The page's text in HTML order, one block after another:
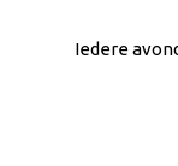
Iedere